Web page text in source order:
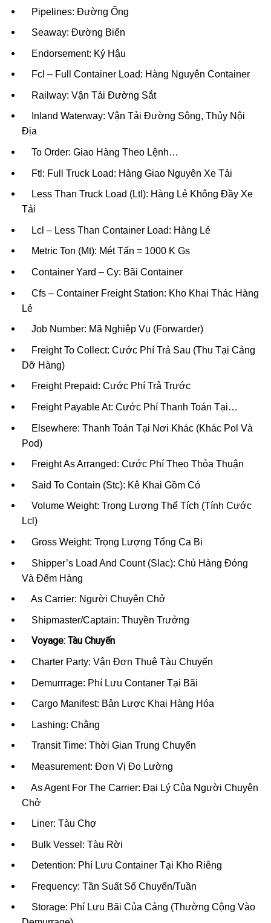
Pipelines: Đường Ống
Seaway: Đường Biển
Endorsement: Ký Hậu
Fcl – Full Container Load: Hàng Nguyên Container
Railway: Vận Tải Đường Sắt
Inland Waterway: Vận Tải Đường Sông, Thủy Nội
Địa
To Order: Giao Hàng Theo Lệnh…
Ftl: Full Truck Load: Hàng Giao Nguyên Xe Tải
Less Than Truck Load (Ltl): Hàng Lẻ Không Đầy Xe
Tải
Lcl – Less Than Container Load: Hàng Lẻ
Metric Ton (Mt): Mét Tấn = 1000 K Gs
Container Yard – Cy: Bãi Container
Cfs – Container Freight Station: Kho Khai Thác Hàng
Lẻ
Job Number: Mã Nghiệp Vụ (Forwarder)
Freight To Collect: Cước Phí Trả Sau (Thu Tại Cảng
Dỡ Hàng)
Freight Prepaid: Cước Phí Trả Trước
Freight Payable At: Cước Phí Thanh Toán Tại…
Elsewhere: Thanh Toán Tại Nơi Khác (Khác Pol Và
Pod)
Freight As Arranged: Cước Phí Theo Thỏa Thuận
Said To Contain (Stc): Kê Khai Gồm Có
Volume Weight: Trọng Lượng Thể Tích (Tính Cước
Lcl)
Gross Weight: Trọng Lượng Tổng Ca Bi
Shipper’s Load And Count (Slac): Chủ Hàng Đóng
Và Đếm Hàng
As Carrier: Người Chuyên Chở
Shipmaster/Captain: Thuyền Trưởng
Voyage: Tàu Chuyến
Charter Party: Vận Đơn Thuê Tàu Chuyến
Demurrrage: Phí Lưu Contaner Tại Bãi
Cargo Manifest: Bản Lược Khai Hàng Hóa
Lashing: Chằng
Transit Time: Thời Gian Trung Chuyển
Measurement: Đơn Vị Đo Lường
As Agent For The Carrier: Đại Lý Của Người Chuyên
Chở
Liner: Tàu Chợ
Bulk Vessel: Tàu Rời
Detention: Phí Lưu Container Tại Kho Riêng
Frequency: Tần Suất Số Chuyến/Tuần
Storage: Phí Lưu Bãi Của Cảng (Thường Cộng Vào